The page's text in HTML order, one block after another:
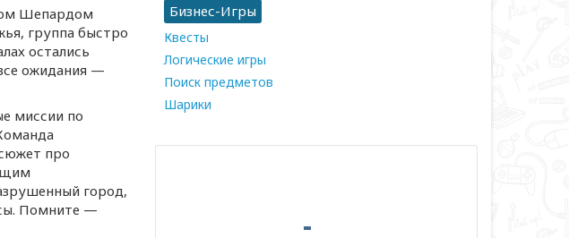
Шепардом
группа быстро
остались
ожидания —
миссии по
про
город,
Помните —
Бизнес-Игры
Квесты
Логические игры
Поиск предметов
Шарики